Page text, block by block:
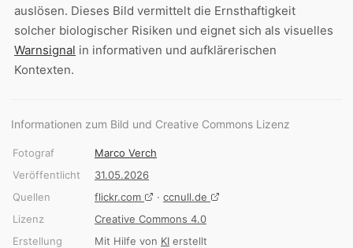
auslösen. Dieses Bild vermittelt die Ernsthaftigkeit
solcher biologischer Risiken und eignet sich als visuelles
Warnsignal in informativen und aufklärerischen
Kontexten.
Informationen zum Bild und Creative Commons Lizenz
Fotograf
Marco Verch
Veröffentlicht
31.05.2026
Quellen
flickr.com · ccnull.de
Lizenz
Creative Commons 4.0
Erstellung
Mit Hilfe von KI erstellt